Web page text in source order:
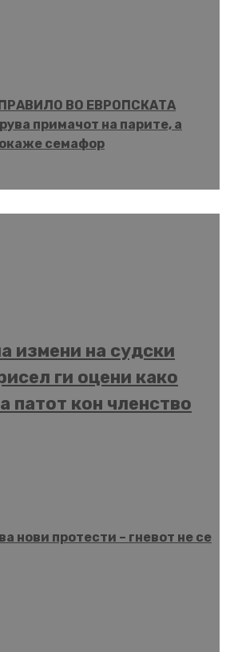
ВО ЕВРОПСКАТА
примачот на парите, а
семафор
измени на судски
ги оцени како
патот кон членство
нови протести – гневот не се